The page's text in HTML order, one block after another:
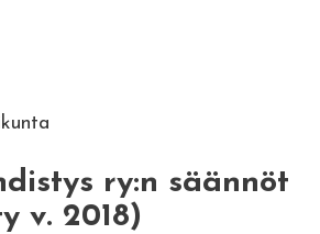
ry:n säännöt
v. 2018)